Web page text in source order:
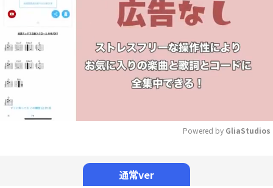
Powered by GliaStudios
通常ver